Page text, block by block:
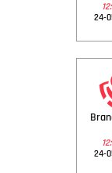
24-
24-